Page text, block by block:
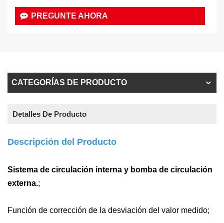
PREGUNTE AHORA
CATEGORÍAS DE PRODUCTO
Detalles De Producto
Descripción del Producto
Sistema de circulación interna y bomba de circulación
externa.;
Función de corrección de la desviación del valor medido;